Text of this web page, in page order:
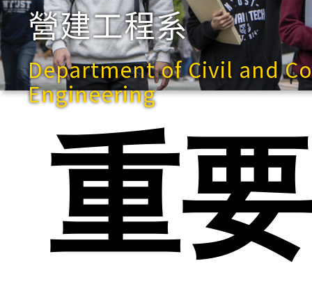
快
營建工程系
Department of Civil and
Engineering
重